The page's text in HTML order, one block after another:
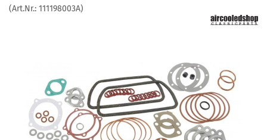
(Art.Nr.: 111198003A)